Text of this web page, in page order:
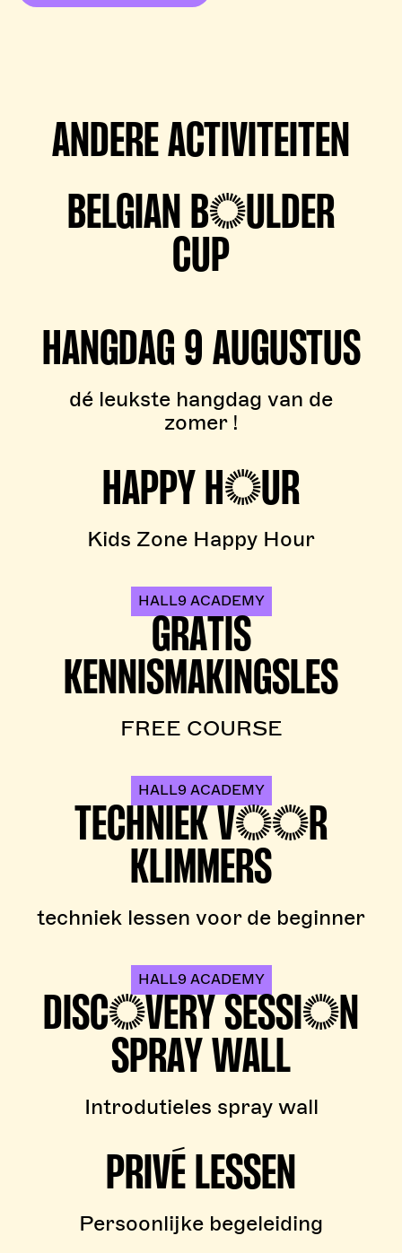
ANDERE ACTIVITEITEN
BELGIAN BOULDER
CUP
HANGDAG 9 AUGUSTUS
dé leukste hangdag van de
zomer !
HAPPY HOUR
Kids Zone Happy Hour
HALL9 ACADEMY
GRATIS
KENNISMAKINGSLES
FREE COURSE
HALL9 ACADEMY
TECHNIEK VOOR
KLIMMERS
techniek lessen voor de beginner
HALL9 ACADEMY
DISCOVERY SESSION
SPRAY WALL
Introdutieles spray wall
PRIVÉ LESSEN
Persoonlijke begeleiding